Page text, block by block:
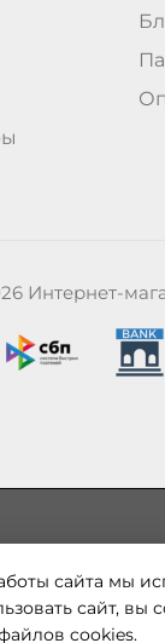
Интернет-
«ЕВРОПА СВЕТ»
Только
интернет-
сайта мы
сайт, вы
cookies.